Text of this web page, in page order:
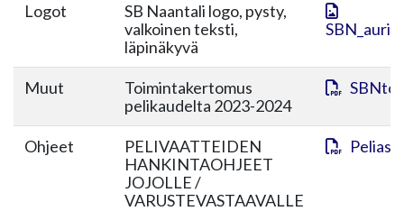
Logot
SB Naantali logo, pysty,
valkoinen teksti,
läpinäkyvä
Muut
Toimintakertomus
pelikaudelta 2023-2024
Ohjeet
PELIVAATTEIDEN
HANKINTAOHJEET
JOJOLLE /
VARUSTEVASTAAVALLE